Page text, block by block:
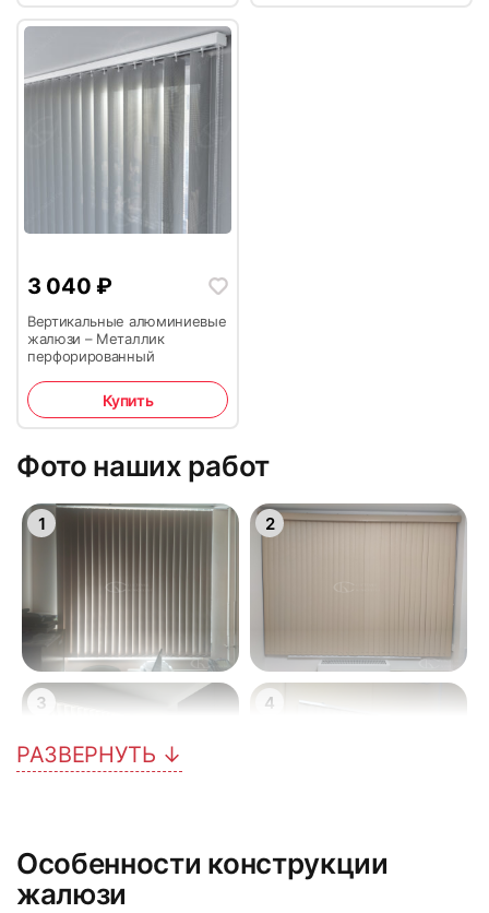
3 040 ₽
Вертикальные алюминиевые
жалюзи – Металлик
перфорированный
Купить
Фото наших работ
1 2
3 4
5 6
РАЗВЕРНУТЬ ↓
Особенности конструкции
жалюзи